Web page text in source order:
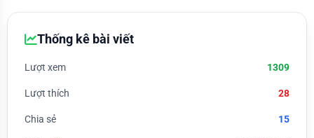
Thống kê bài viết
Lượt xem 1309
Lượt thích 28
Chia sẻ 15